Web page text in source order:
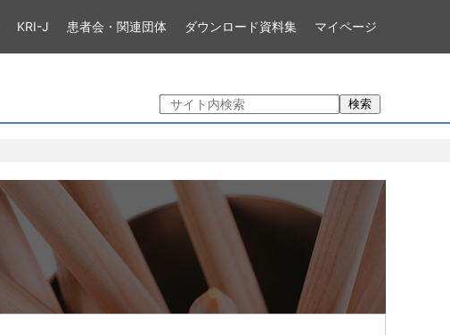
KRI-J 患者会・関連団体 ダウンロード資料集 マイページ
検索